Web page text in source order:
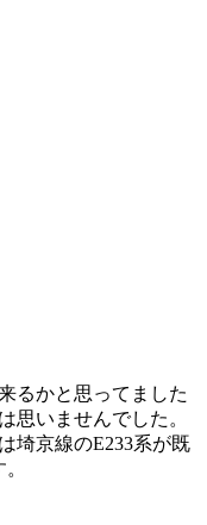
るかと思ってました
思いませんでした。
埼京線のE233系が既